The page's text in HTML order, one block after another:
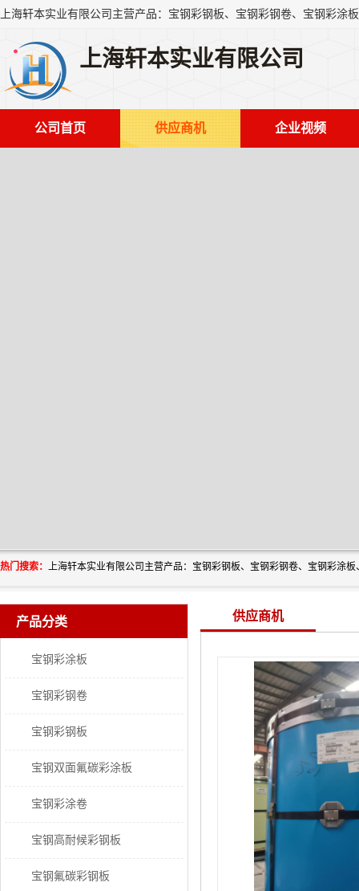
上海轩本实业有限公司
公司首页 供应商机 企业视频
热门搜索：
产品分类
宝钢彩涂板
宝钢彩钢卷
宝钢彩钢板
宝钢双面氟碳彩涂板
宝钢彩涂卷
宝钢高耐候彩钢板
宝钢氟碳彩钢板
供应商机